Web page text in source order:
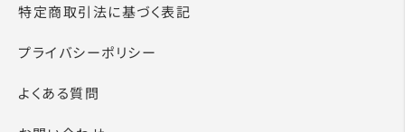
特定商取引法に基づく表記
プライバシーポリシー
よくある質問